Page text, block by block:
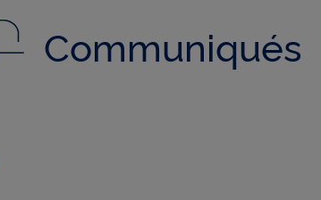
Communiqués